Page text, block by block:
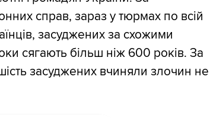
справ, зараз у тюрмах по всій
засуджених за схожими
сягають більш ніж 600 років. За
засуджених вчиняли злочин не